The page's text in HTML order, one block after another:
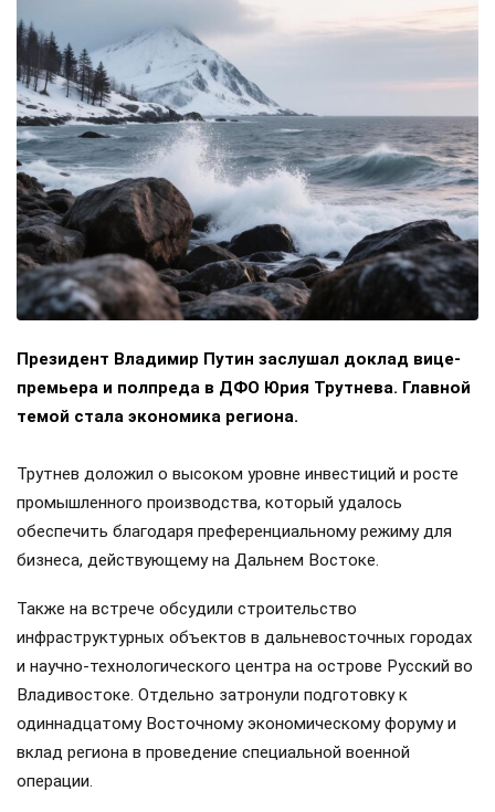
Президент Владимир Путин заслушал доклад вице-
премьера и полпреда в ДФО Юрия Трутнева. Главной
темой стала экономика региона.
Трутнев доложил о высоком уровне инвестиций и росте
промышленного производства, который удалось
обеспечить благодаря преференциальному режиму для
бизнеса, действующему на Дальнем Востоке.
Также на встрече обсудили строительство
инфраструктурных объектов в дальневосточных городах
и научно-технологического центра на острове Русский во
Владивостоке. Отдельно затронули подготовку к
одиннадцатому Восточному экономическому форуму и
вклад региона в проведение специальной военной
операции.